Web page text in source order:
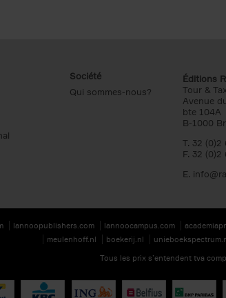
Société
Qui sommes-nous?
Éditions
Tour &
Avenue
bte 104A
B-1000
T. 32
F. 32
E.
lannoopublishers.com lannoocampus.com
meulenhoff.nl
boekerij.nl
Tous les prix s’entendent tva